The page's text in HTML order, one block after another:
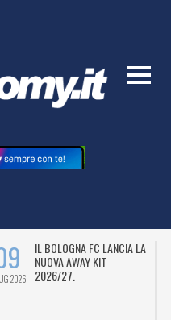
2026
IL BOLOGNA FC LANCIA LA
NUOVA AWAY KIT
2026/27.